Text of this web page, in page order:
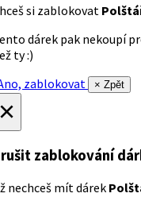
si zablokovat
dárek pak nekoupí
ty :)
zablokovat
× Zpět
zablokování
nechceš mít dárek